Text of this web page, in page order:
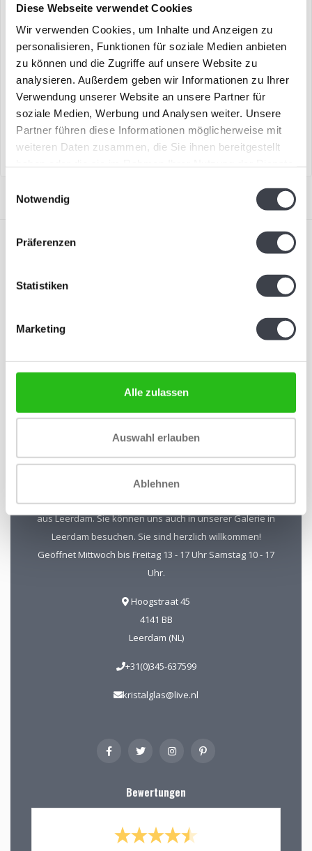
Diese Webseite verwendet Cookies
Wir verwenden Cookies, um Inhalte und Anzeigen zu
personalisieren, Funktionen für soziale Medien anbieten
zu können und die Zugriffe auf unsere Website zu
analysieren. Außerdem geben wir Informationen zu Ihrer
Verwendung unserer Website an unsere Partner für
soziale Medien, Werbung und Analysen weiter. Unsere
Partner führen diese Informationen möglicherweise mit
weiteren Daten zusammen, die Sie ihnen bereitgestellt
Notwendig
Präferenzen
Statistiken
Marketing
Alle zulassen
Auswahl erlauben
Ablehnen
Mats Jonasson „Pinguin“
„Pinguin“ aus Kristallglas,
nach einem Entwurf von
Mats Jonasson...
Mats Jonasson „Pinguin“
Kristallskulptur nach einem
Design von Mats Jonasson
€209,00
Bleiben Sie auf dem Laufenden und erhalten Sie einen
aus Leerdam. Sie können uns auch in unserer Galerie in
Leerdam besuchen. Sie sind herzlich willkommen!
Geöffnet Mittwoch bis Freitag 13 - 17 Uhr Samstag 10 - 17
Uhr.
Hoogstraat 45
4141 BB
Leerdam (NL)
+31(0)345-637599
kristalglas@live.nl
Bewertungen